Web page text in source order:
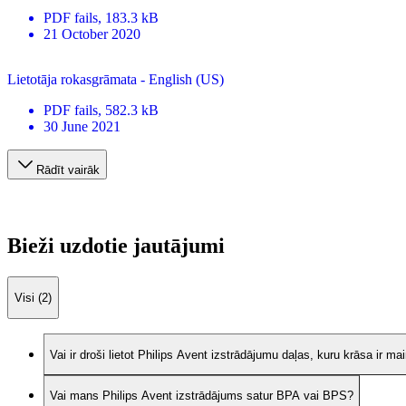
PDF fails, 183.3 kB
21 October 2020
Lietotāja rokasgrāmata - English (US)
PDF fails, 582.3 kB
30 June 2021
Rādīt vairāk
Bieži uzdotie jautājumi
Visi (2)
Vai ir droši lietot Philips Avent izstrādājumu daļas, kuru krāsa ir
Vai mans Philips Avent izstrādājums satur BPA vai BPS?